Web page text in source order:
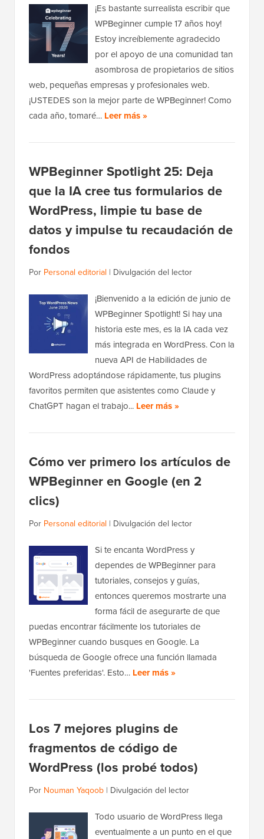
¡Es bastante surrealista escribir que
WPBeginner cumple 17 años hoy!
Estoy increíblemente agradecido
por el apoyo de una comunidad tan
asombrosa de propietarios de sitios
web, pequeñas empresas y profesionales web.
¡USTEDES son la mejor parte de WPBeginner! Como
cada año, tomaré… Leer más »
WPBeginner Spotlight 25: Deja
que la IA cree tus formularios de
WordPress, limpie tu base de
datos y impulse tu recaudación de
fondos
Por Personal editorial | Divulgación del lector
¡Bienvenido a la edición de junio de
WPBeginner Spotlight! Si hay una
historia este mes, es la IA cada vez
más integrada en WordPress. Con la
nueva API de Habilidades de
WordPress adoptándose rápidamente, tus plugins
favoritos permiten que asistentes como Claude y
ChatGPT hagan el trabajo... Leer más »
Cómo ver primero los artículos de
WPBeginner en Google (en 2
clics)
Por Personal editorial | Divulgación del lector
Si te encanta WordPress y
dependes de WPBeginner para
tutoriales, consejos y guías,
entonces queremos mostrarte una
forma fácil de asegurarte de que
puedas encontrar fácilmente los tutoriales de
WPBeginner cuando busques en Google. La
búsqueda de Google ofrece una función llamada
'Fuentes preferidas'. Esto… Leer más »
Los 7 mejores plugins de
fragmentos de código de
WordPress (los probé todos)
Por Nouman Yaqoob | Divulgación del lector
Todo usuario de WordPress llega
eventualmente a un punto en el que